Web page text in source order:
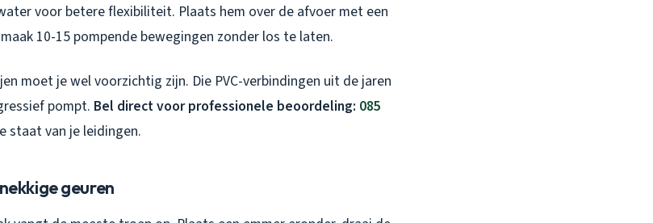
voor betere flexibiliteit. Plaats hem over de afvoer met een
10-15 pompende bewegingen zonder los te laten.
moet je wel voorzichtig zijn. Die PVC-verbindingen uit de jaren
pompt. Bel direct voor professionele beoordeling: 085
staat van je leidingen.
geuren